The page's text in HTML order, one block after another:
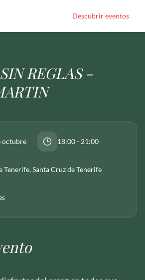
Descubrir eventos
REGLAS -
octubre 18:00 - 21:00
Tenerife, Santa Cruz de Tenerife